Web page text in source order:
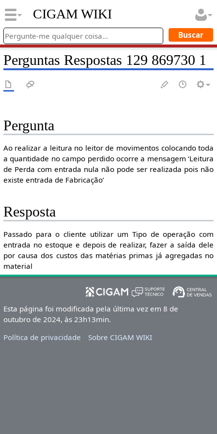
CIGAM WIKI
Perguntas Respostas 129 869730 1
Pergunta
Ao realizar a leitura no leitor de movimentos colocando toda
a quantidade no campo perdido ocorre a mensagem ‘Leitura
de Perda com entrada nula não pode ser realizada pois não
existe entrada de Fabricação’
Resposta
Passado para o cliente utilizar um Tipo de operação com
entrada no estoque e depois de realizar, fazer a saída dele
por causa dos custos das matérias primas já agregadas no
material
Esta página foi modificada pela última vez em 8 de
outubro de 2024, às 23h13min.
Política de privacidade
Sobre CIGAM WIKI